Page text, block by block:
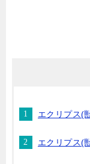
エクリプス(
エクリプス(